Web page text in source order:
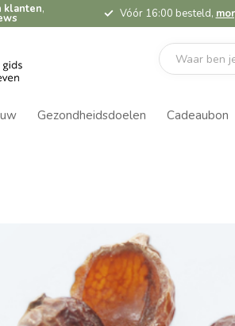
klanten, Vóór 16:00 besteld,
Gezondheidsdoelen Cadeaubon